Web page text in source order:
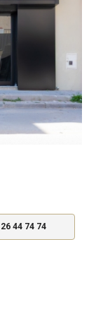
44 74 74